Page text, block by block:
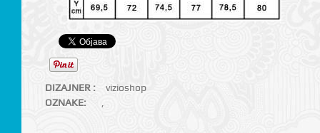
DIZAJNER :
vizioshop
OZNAKE: